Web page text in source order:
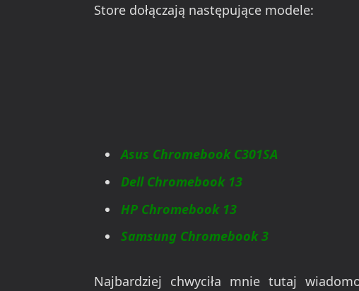
Store dołączają następujące modele:
Asus Chromebook C301SA
Dell Chromebook 13
HP Chromebook 13
Samsung Chromebook 3
Najbardziej chwyciła mnie tutaj